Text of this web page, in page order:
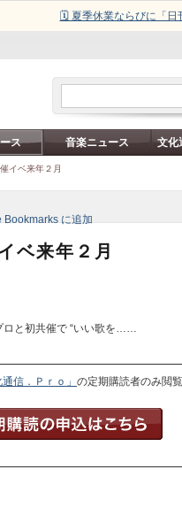
🗓️ 夏季休業ならびに「日
ス 音楽ニュース 文化
イベ来年２月
ベ来年２月
ロと初共催で “いい歌を……
通信．Ｐｒｏ」 の定期購読者のみ閲覧